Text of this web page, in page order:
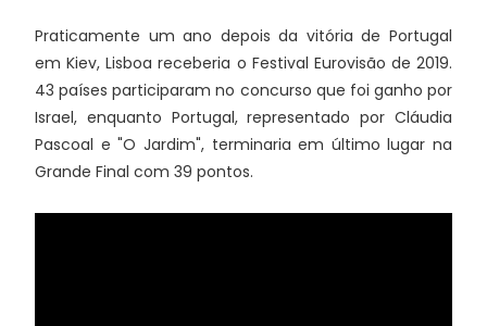
Praticamente um ano depois da vitória de Portugal
em Kiev, Lisboa receberia o Festival Eurovisão de 2019.
43 países participaram no concurso que foi ganho por
Israel, enquanto Portugal, representado por Cláudia
Pascoal e "O Jardim", terminaria em último lugar na
Grande Final com 39 pontos.